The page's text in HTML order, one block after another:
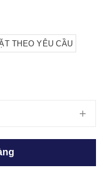
THEO YÊU CẦU
+